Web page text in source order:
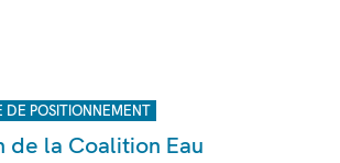
DE POSITIONNEMENT
de la Coalition Eau